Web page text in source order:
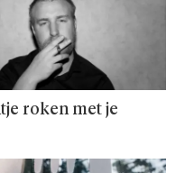
roken met je